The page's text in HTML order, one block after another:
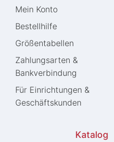
Mein Konto
Bestellhilfe
Größentabellen
Zahlungsarten &
Bankverbindung
Für Einrichtungen &
Geschäftskunden
Katalog